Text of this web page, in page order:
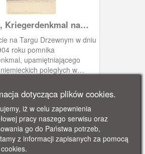
na Targu Drzewnym w dniu
pomnika
upamiętniającego
poległych w
1904-1905.
dotycząca plików cookies.
iż w celu zapewnienia
pracy naszego serwisu oraz
go do Państwa potrzeb,
z informacji zapisanych za pomocą